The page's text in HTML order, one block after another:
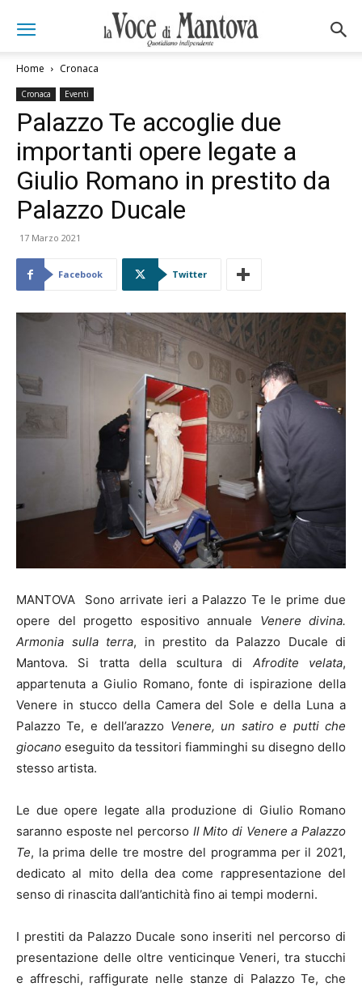
Home Cronaca
Cronaca Eventi
Palazzo Te accoglie due
importanti opere legate a
Giulio Romano in prestito da
Palazzo Ducale
17 Marzo 2021
Facebook Twitter
MANTOVA
Sono arrivate ieri a Palazzo Te le prime due
opere del progetto espositivo annuale Venere divina.
Armonia sulla terra, in prestito da Palazzo Ducale di
Mantova. Si tratta della scultura di Afrodite velata,
appartenuta a Giulio Romano, fonte di ispirazione della
Venere in stucco della Camera del Sole e della Luna a
Palazzo Te, e dell’arazzo Venere, un satiro e putti che
giocano eseguito da tessitori fiamminghi su disegno dello
stesso artista.
Le due opere legate alla produzione di Giulio Romano
saranno esposte nel percorso Il Mito di Venere a Palazzo
Te, la prima delle tre mostre del programma per il 2021,
dedicato al mito della dea come rappresentazione del
senso di rinascita dall’antichità fino ai tempi moderni.
I prestiti da Palazzo Ducale sono inseriti nel percorso di
presentazione delle oltre venticinque Veneri, tra stucchi
e affreschi, raffigurate nelle stanze di Palazzo Te, che